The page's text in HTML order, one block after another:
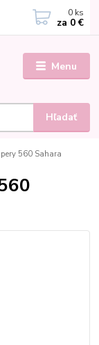
Menu
Hľadať
0 ks
za 0 €
560 Sahara